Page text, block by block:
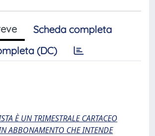
Scheda completa
(DC)
È UN TRIMESTRALE CARTACEO
ABBONAMENTO CHE INTENDE